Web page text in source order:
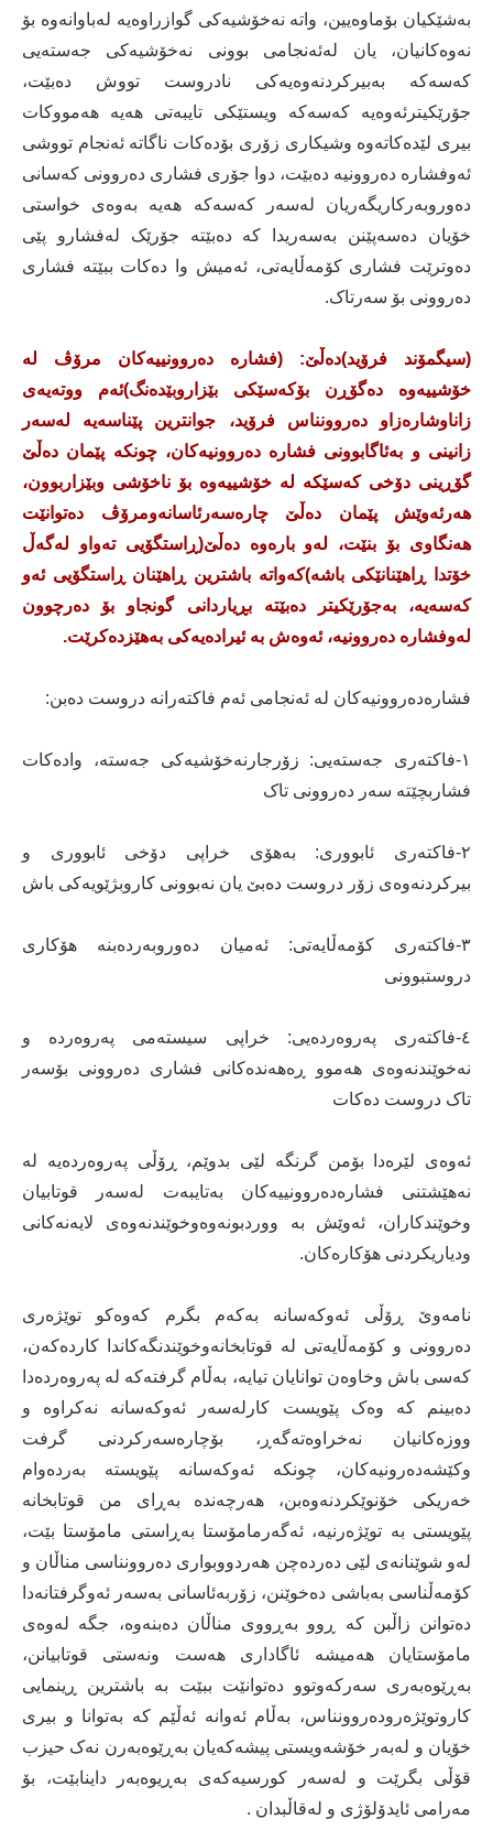
بەشێکیان بۆماوەیین، واتە نەخۆشیەکی گوازراوەیە لەباوانەوە بۆ
نەوەکانیان، یان لەئەنجامی بوونی نەخۆشیەکی جەستەیی
کەسەکە بەبیرکردنەوەیەکی نادروست تووش دەبێت،
جۆرێکیترئەوەیە کەسەکە ویستێکی تایبەتی هەیە هەمووکات
بیری لێدەکاتەوە وشیکاری زۆری بۆدەکات ناگاتە ئەنجام تووشی
ئەوفشارە دەروونیە دەبێت، دوا جۆری فشاری دەروونی کەسانی
دەوروبەرکاریگەریان لەسەر کەسەکە هەیە بەوەی خواستی
خۆیان دەسەپێنن بەسەریدا کە دەبێتە جۆرێک لەفشارو پێی
دەوترێت فشاری کۆمەڵایەتی، ئەمیش وا دەکات ببێتە فشاری
دەروونی بۆ سەرتاک.
(سیگمۆند فرۆید)دەڵێ: (فشارە دەروونییەکان مرۆڤ لە
خۆشییەوە دەگۆڕن بۆکەسێکی بێزاروبێدەنگ)ئەم ووتەیەی
زاناوشارەزاو دەروونناس فرۆید، جوانترین پێناسەیە لەسەر
زانینی و بەئاگابوونی فشارە دەروونیەکان، چونکە پێمان دەڵێ
گۆڕینی دۆخی کەسێکە لە خۆشییەوە بۆ ناخۆشی وبێزاربوون،
هەرئەوێش پێمان دەڵێ چارەسەرئاسانەومرۆڤ دەتوانێت
هەنگاوی بۆ بنێت، لەو بارەوە دەڵێ(ڕاستگۆیی تەواو لەگەڵ
خۆتدا ڕاهێنانێکی باشە)کەواتە باشترین ڕاهێنان ڕاستگۆیی ئەو
کەسەیە، بەجۆرێکیتر دەبێتە بڕیاردانی گونجاو بۆ دەرچوون
لەوفشارە دەروونیە، ئەوەش بە ئیرادەیەکی بەهێزدەکرێت.
فشارەدەروونیەکان لە ئەنجامی ئەم فاکتەرانە دروست دەبن:
١-فاکتەری جەستەیی: زۆرجارنەخۆشیەکی جەستە، وادەکات
فشاربچێتە سەر دەروونی تاک
٢-فاکتەری ئابووری: بەهۆی خراپی دۆخی ئابووری و
بیرکردنەوەی زۆر دروست دەبێ یان نەبوونی کاروبژێویەکی باش
٣-فاکتەری کۆمەڵایەتی: ئەمیان دەوروبەردەبنە هۆکاری
دروستبوونی
٤-فاکتەری پەروەردەیی: خراپی سیستەمی پەروەردە و
نەخوێندنەوەی هەموو ڕەهەندەکانی فشاری دەروونی بۆسەر
تاک دروست دەکات
ئەوەی لێرەدا بۆمن گرنگە لێی بدوێم، ڕۆڵی پەروەردەیە لە
نەهێشتنی فشارەدەروونییەکان بەتایبەت لەسەر قوتابیان
وخوێندکاران، ئەوێش بە ووردبونەوەوخوێندنەوەی لایەنەکانی
ودیاریکردنی هۆکارەکان.
نامەوێ ڕۆڵی ئەوکەسانە بەکەم بگرم کەوەکو توێژەری
دەروونی و کۆمەڵایەتی لە قوتابخانەوخوێندنگەکاندا کاردەکەن،
کەسی باش وخاوەن توانایان تیایە، بەڵام گرفتەکە لە پەروەردەدا
دەبینم کە وەک پێویست کارلەسەر ئەوکەسانە نەکراوە و
ووزەکانیان نەخراوەتەگەڕ، بۆچارەسەرکردنی گرفت
وکێشەدەرونیەکان، چونکە ئەوکەسانە پێویستە بەردەوام
خەریکی خۆنوێکردنەوەبن، هەرچەندە بەڕای من قوتابخانە
پێویستی بە توێژەرنیە، ئەگەرمامۆستا بەڕاستی مامۆستا بێت،
لەو شوێنانەی لێی دەردەچن هەردووبواری دەروونناسی مناڵان و
کۆمەڵناسی بەباشی دەخوێنن، زۆربەئاسانی بەسەر ئەوگرفتانەدا
دەتوانن زاڵبن کە ڕوو بەڕووی مناڵان دەبنەوە، جگە لەوەی
مامۆستایان هەمیشە ئاگاداری هەست ونەستی قوتابیانن،
بەڕێوەبەری سەرکەوتوو دەتوانێت ببێت بە باشترین ڕینمایی
کاروتوێژەرودەروونناس، بەڵام ئەوانە ئەڵێم کە بەتوانا و بیری
خۆیان و لەبەر خۆشەویستی پیشەکەیان بەڕێوەبەرن نەک حیزب
قۆڵی بگرێت و لەسەر کورسیەکەی بەڕیوەبەر داینابێت، بۆ
مەرامی ئایدۆلۆژی و لەقاڵبدان .